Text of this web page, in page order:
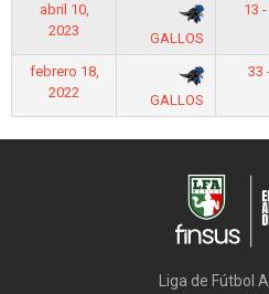
abril 10,
2023
GALLOS
13
febrero 18,
2022
GALLOS
33
Liga de Fútbol